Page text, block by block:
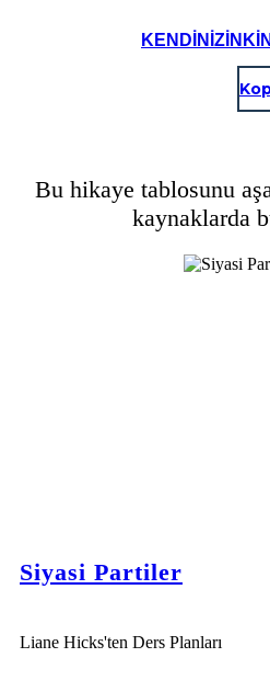
Bu hikaye tablosunu
kaynaklarda
Siyasi Partiler
Liane Hicks'ten Ders Planları